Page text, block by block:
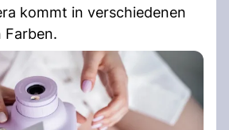
kommt in verschiedenen